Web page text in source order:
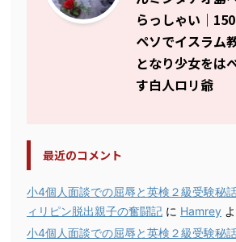
らっしゃい｜
ペソでイスラム
となり少女をは
す白人ロリ爺
最近のコメント
小4個人面談での屈辱と英検２級受験秘
ィリピン脱出親子の奮闘記 に Hamrey
小4個人面談での屈辱と英検２級受験秘